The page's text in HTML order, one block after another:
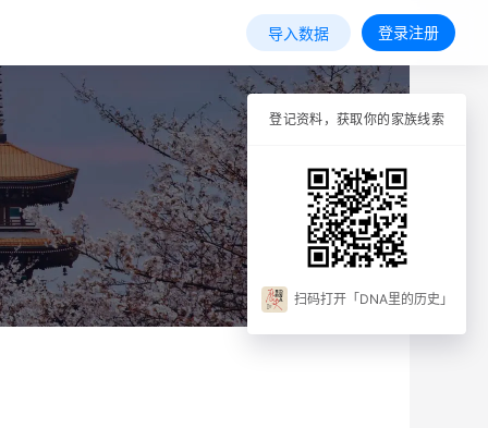
导入数据 登录注册
登记资料，获取你的家族线索
扫码打开「DNA里的历史」